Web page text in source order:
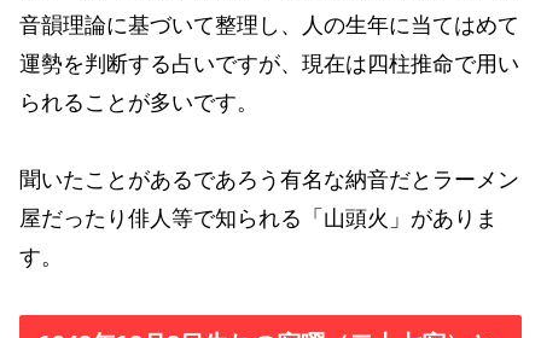
音韻理論に基づいて整理し、人の生年に当てはめて
運勢を判断する占いですが、現在は四柱推命で用い
られることが多いです。
聞いたことがあるであろう有名な納音だとラーメン
屋だったり俳人等で知られる「山頭火」がありま
す。